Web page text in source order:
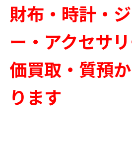
財布・時計・
ー・アクセサ
価買取・質預
ります